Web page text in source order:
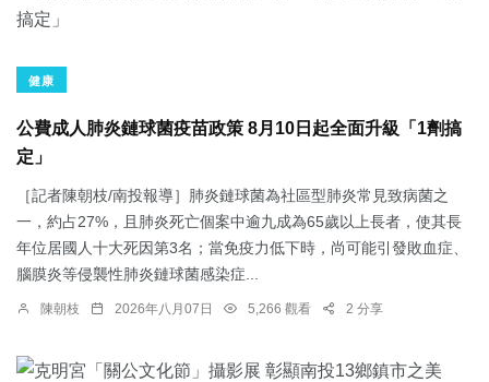
健康
公費成人肺炎鏈球菌疫苗政策 8月10日起全面升級「1劑搞
定」
［記者陳朝枝/南投報導］肺炎鏈球菌為社區型肺炎常見致病菌之
一，約占27%，且肺炎死亡個案中逾九成為65歲以上長者，使其長
年位居國人十大死因第3名；當免疫力低下時，尚可能引發敗血症、
腦膜炎等侵襲性肺炎鏈球菌感染症...
陳朝枝 2026年八月07日 5,266 觀看 2 分享